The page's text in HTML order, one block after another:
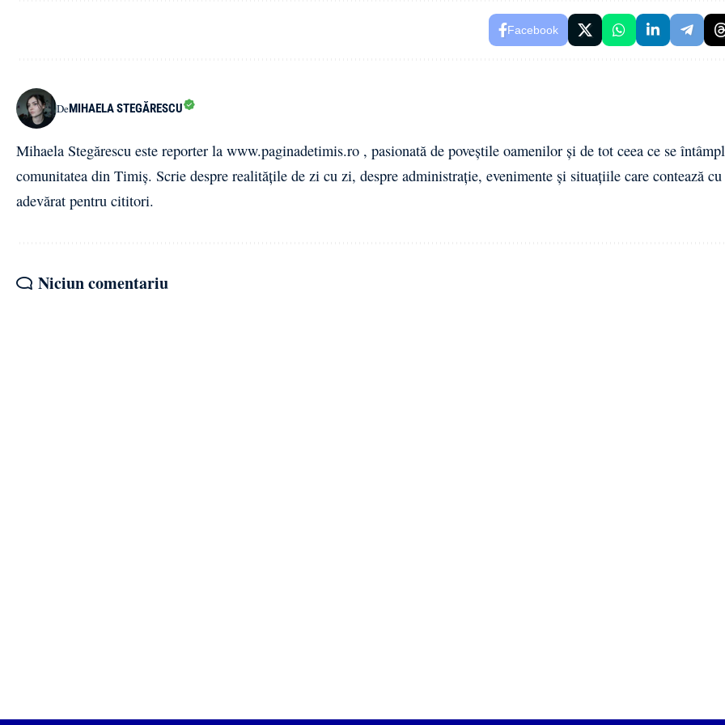
Facebook
DeMIHAELA STEGĂRESCU
Mihaela Stegărescu este reporter la www.paginadetimis.ro , pasionată de poveștile oamenilor și de tot ceea ce se
comunitatea din Timiș. Scrie despre realitățile de zi cu zi, despre administrație, evenimente și situațiile care contează cu
adevărat pentru cititori.
Niciun comentariu